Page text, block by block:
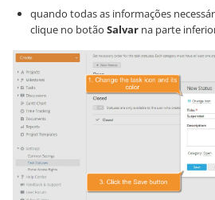
quando todas as informações
clique no botão Salvar na parte